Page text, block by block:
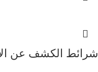
شرائط الكشف عن